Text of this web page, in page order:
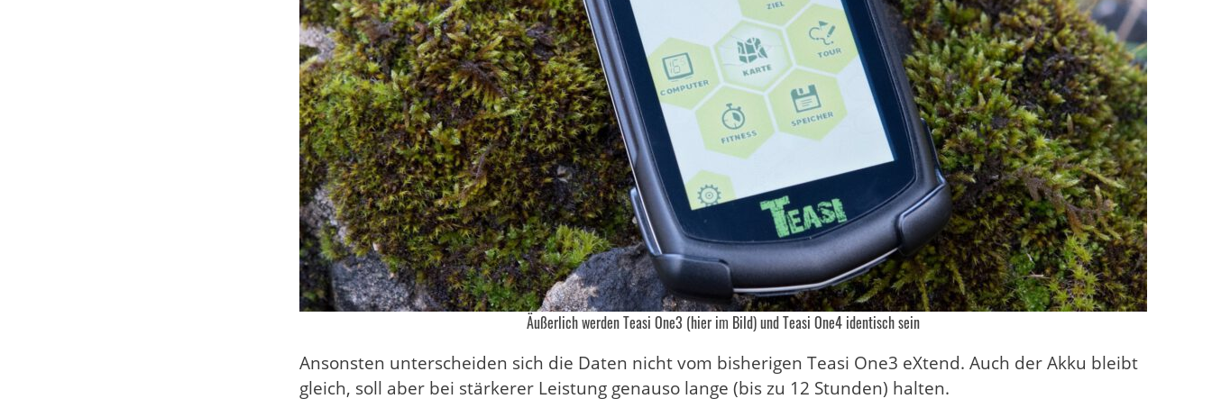
Äußerlich werden Teasi One3 (hier im Bild) und Teasi One4 identisch sein
Ansonsten unterscheiden sich die Daten nicht vom bisherigen Teasi One3 eXtend. Auch der Akku bleibt
gleich, soll aber bei stärkerer Leistung genauso lange (bis zu 12 Stunden) halten.